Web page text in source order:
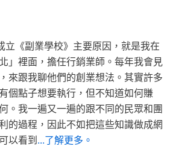
立《副業學校》主要原因，就是我在
」裡面，擔任行銷業師。每年我會見
來跟我聊他們的創業想法。其實許多
個點子想要執行，但不知道如何賺
。我一遍又一遍的跟不同的民眾和團
的過程，因此不如把這些知識做成網
以看到 ...了解更多。